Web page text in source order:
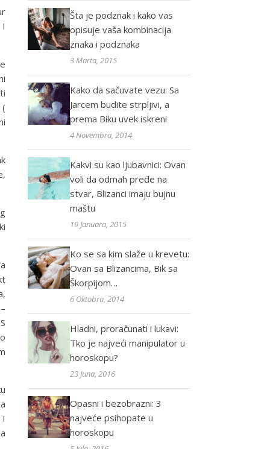
Šta je podznak i kako vas
opisuje vaša kombinacija
znaka i podznaka
3 Marta, 2015
Kako da sačuvate vezu: Sa
Jarcem budite strpljivi, a
prema Biku uvek iskreni
4 Novembra, 2014
Kakvi su kao ljubavnici: Ovan
voli da odmah pređe na
stvar, Blizanci imaju bujnu
maštu
19 Januara, 2015
Ko se sa kim slaže u krevetu:
Ovan sa Blizancima, Bik sa
Škorpijom…
6 Oktobra, 2014
Hladni, proračunati i lukavi:
Tko je najveći manipulator u
horoskopu?
23 Juna, 2016
Opasni i bezobrazni: 3
najveće psihopate u
horoskopu